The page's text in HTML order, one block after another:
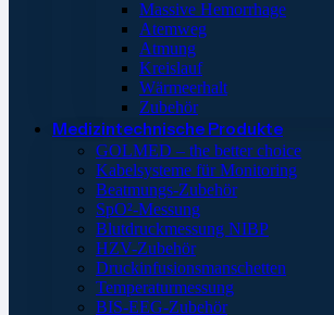
Massive Hemorrhage
Atemweg
Atmung
Kreislauf
Wärmeerhalt
Zubehör
Medizintechnische Produkte
GOLMED – the better choice
Kabelsysteme für Monitoring
Beatmungs-Zubehör
SpO²-Messung
Blutdruckmessung NIBP
HZV-Zubehör
Druckinfusionsmanschetten
Temperaturmessung
BIS-EEG-Zubehör